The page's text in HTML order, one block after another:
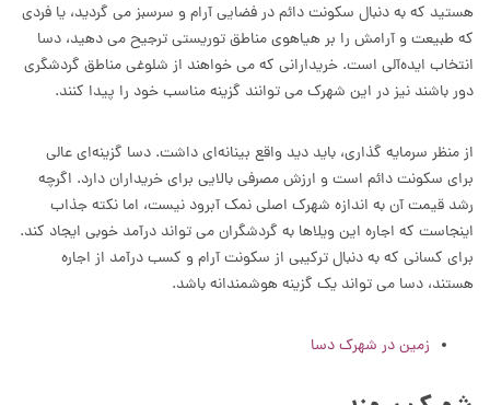
هستید که به دنبال سکونت دائم در فضایی آرام و سرسبز می گردید، یا فردی
که طبیعت و آرامش را بر هیاهوی مناطق توریستی ترجیح می دهید، دسا
انتخاب ایده‌آلی است. خریدارانی که می خواهند از شلوغی مناطق گردشگری
دور باشند نیز در این شهرک می توانند گزینه مناسب خود را پیدا کنند.
از منظر سرمایه گذاری، باید دید واقع بینانه‌ای داشت. دسا گزینه‌ای عالی
برای سکونت دائم است و ارزش مصرفی بالایی برای خریداران دارد. اگرچه
رشد قیمت آن به اندازه شهرک اصلی نمک آبرود نیست، اما نکته جذاب
اینجاست که اجاره این ویلاها به گردشگران می تواند درآمد خوبی ایجاد کند.
برای کسانی که به دنبال ترکیبی از سکونت آرام و کسب درآمد از اجاره
هستند، دسا می تواند یک گزینه هوشمندانه باشد.
زمین در شهرک دسا